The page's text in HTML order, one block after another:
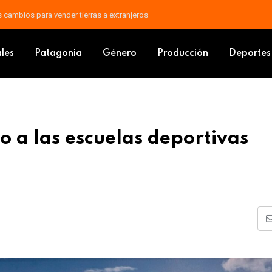
un frente frío avanza sobre Argentina
Patagonia Género Producción Deportes
a las escuelas deportivas